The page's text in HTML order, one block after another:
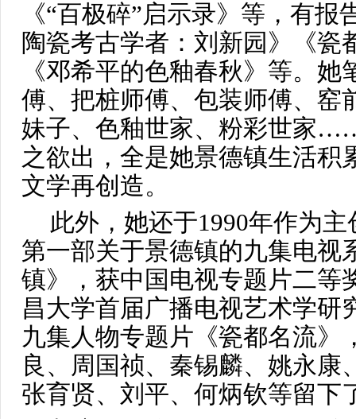
《“百极碎”启示录》等，有
陶瓷考古学者：刘新园》《
《邓希平的色釉春秋》等。
傅、把桩师傅、包装师傅、窑
妹子、色釉世家、粉彩世家
之欲出，全是她景德镇生活积
文学再创造。
此外，她还于1990年作为
第一部关于景德镇的九集电视
镇》，获中国电视专题片二等
昌大学首届广播电视艺术学研
九集人物专题片《瓷都名流》
良、周国祯、秦锡麟、姚永康
张育贤、刘平、何炳钦等留下